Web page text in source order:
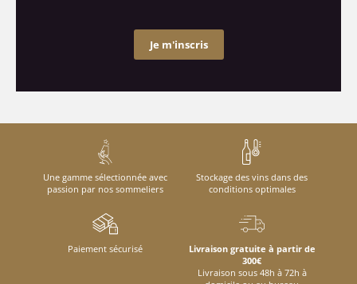
Je m'inscris
Une gamme sélectionnée avec
passion par nos sommeliers
Stockage des vins dans des
conditions optimales
Paiement sécurisé
Livraison gratuite à partir de
300€
Livraison sous 48h à 72h à